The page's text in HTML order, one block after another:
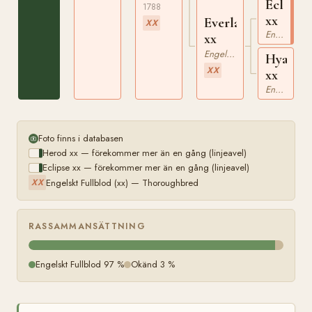
1788
XX
Everlasting
xx
Engelskt Fullblod
XX
Eclipse
xx
Engelskt Fullblod
Hyaena
xx
Engelskt Fullblod
Foto finns i databasen
Herod xx — förekommer mer än en gång (linjeavel)
Eclipse xx — förekommer mer än en gång (linjeavel)
XX Engelskt Fullblod (xx) — Thoroughbred
RASSAMMANSÄTTNING
Engelskt Fullblod 97 % Okänd 3 %